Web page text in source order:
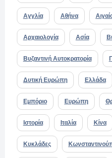
Αγγλία Αθήνα
Αρχαιολογία Ασία
Βυζαντινή Αυτοκρατορία
Δυτική Ευρώπη Ελλάδα
Εμπόριο Ευρώπη
Ιστορία Ιταλία Κίνα
Κυκλάδες